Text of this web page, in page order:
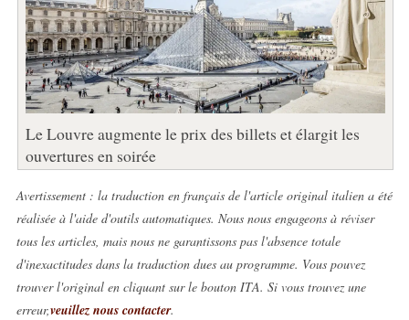
Le Louvre augmente le prix des billets et élargit les
ouvertures en soirée
Avertissement : la traduction en français de l'article original italien a été
réalisée à l'aide d'outils automatiques. Nous nous engageons à réviser
tous les articles, mais nous ne garantissons pas l'absence totale
d'inexactitudes dans la traduction dues au programme. Vous pouvez
trouver l'original en cliquant sur le bouton ITA. Si vous trouvez une
erreur,veuillez nous contacter.